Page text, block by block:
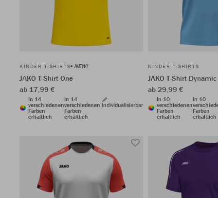
KINDER T-SHIRTS NEW!
JAKO T-Shirt One
ab 17,99 €
In 14
verschiedenen
Farben
erhältlich
In 14
verschiedenen
Farben
erhältlich
Individualisierbar
KINDER T-SHIRTS
JAKO T-Shirt Dynamic
ab 29,99 €
In 10
verschiedenen
Farben
erhältlich
In 10
Farben
erhältlich